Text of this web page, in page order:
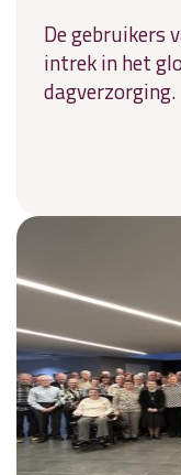
De gebruikers
intrek in het
dagverzorging.